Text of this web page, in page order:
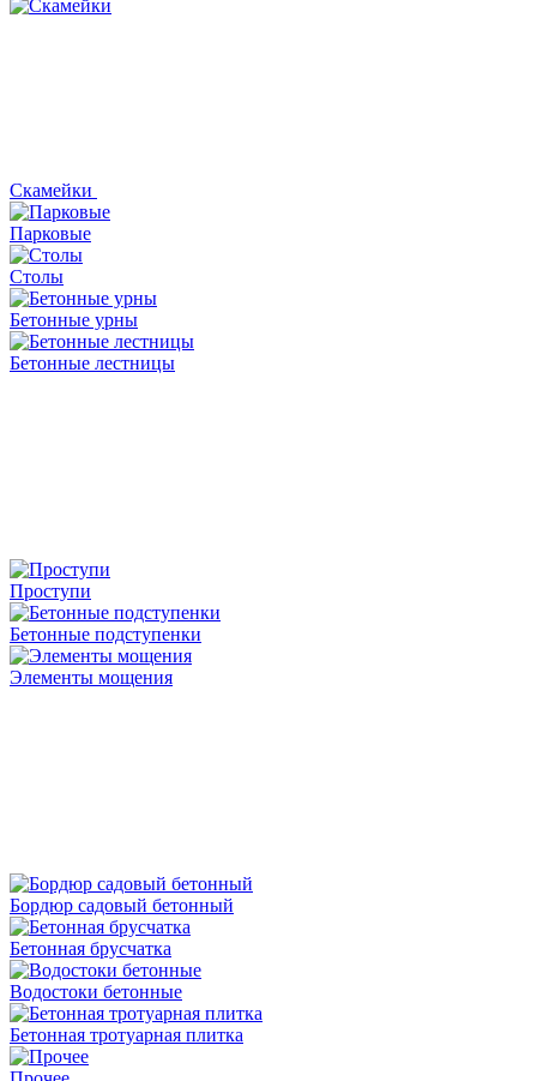
Скамейки
Парковые
Столы
Бетонные урны
Бетонные лестницы
Проступи
Бетонные подступенки
Элементы мощения
Бордюр садовый бетонный
Бетонная брусчатка
Водостоки бетонные
Бетонная тротуарная плитка